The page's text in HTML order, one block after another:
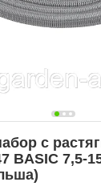
с
BASIC 7,5-